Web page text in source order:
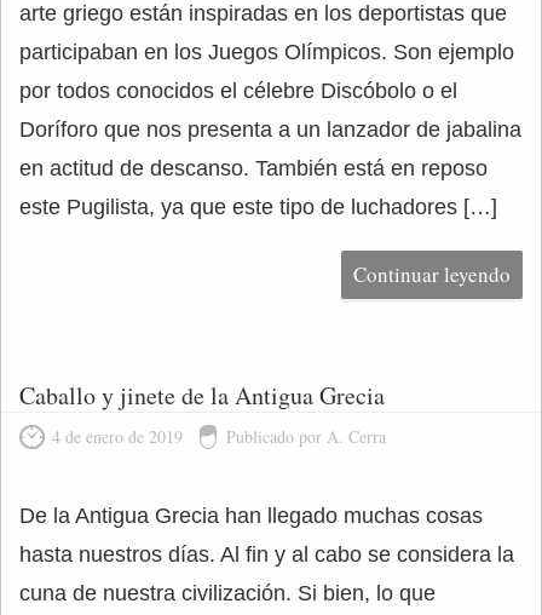
arte griego están inspiradas en los deportistas que
participaban en los Juegos Olímpicos. Son ejemplo
por todos conocidos el célebre Discóbolo o el
Doríforo que nos presenta a un lanzador de jabalina
en actitud de descanso. También está en reposo
este Pugilista, ya que este tipo de luchadores […]
Continuar leyendo
Caballo y jinete de la Antigua Grecia
4 de enero de 2019 Publicado por A. Cerra
De la Antigua Grecia han llegado muchas cosas
hasta nuestros días. Al fin y al cabo se considera la
cuna de nuestra civilización. Si bien, lo que